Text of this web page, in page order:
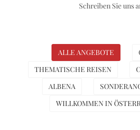
Schreiben Sie uns
ALLE ANGEBOTE
THEMATISCHE REISEN
ALBENA
WILLKOMMEN IN